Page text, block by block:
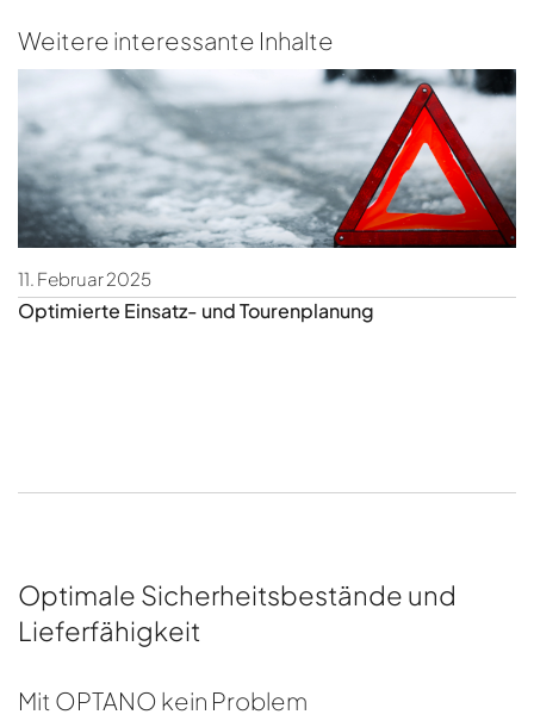
Weitere interessante Inhalte
11. Februar 2025
Optimierte Einsatz- und Tourenplanung
Optimale Sicherheitsbestände und
Lieferfähigkeit
Mit OPTANO kein Problem